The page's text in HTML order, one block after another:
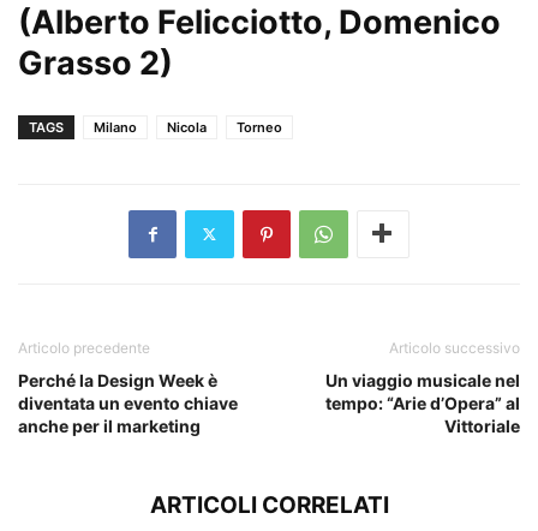
(Alberto Felicciotto, Domenico
Grasso 2)
TAGS Milano Nicola Torneo
Articolo precedente
Perché la Design Week è
diventata un evento chiave
anche per il marketing
Articolo successivo
Un viaggio musicale nel
tempo: “Arie d’Opera” al
Vittoriale
ARTICOLI CORRELATI